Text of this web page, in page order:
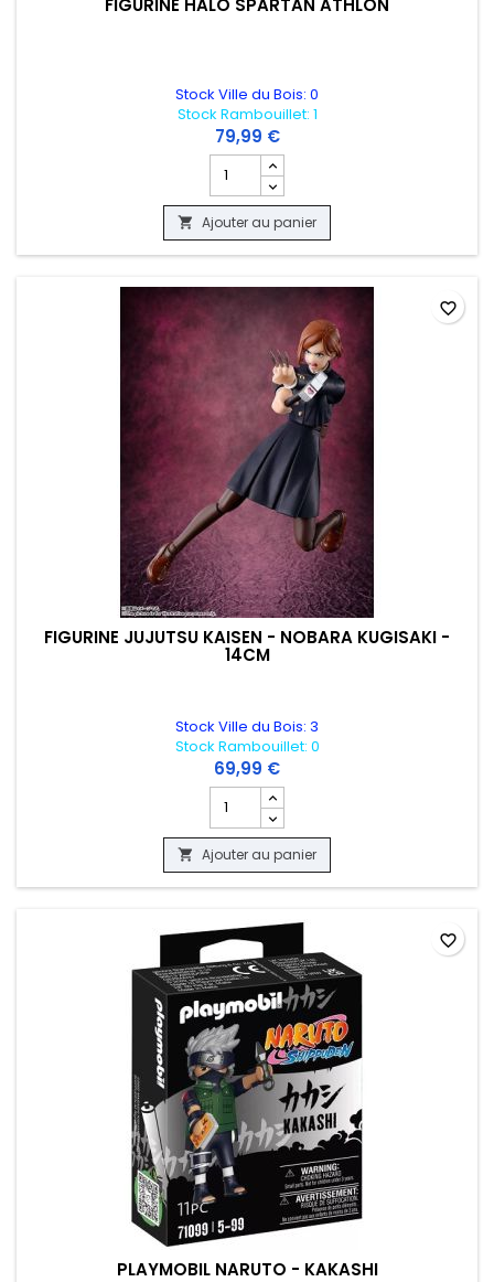
FIGURINE HALO SPARTAN ATHLON
Stock Ville du Bois: 0
Stock Rambouillet: 1
79,99 €
Champ quantité du produit FIGURINE
 Ajouter au panier
FIGURINE JUJUTSU KAISEN - NOBARA KUGISAKI -
14CM
Stock Ville du Bois: 3
Stock Rambouillet: 0
69,99 €
Champ quantité du produit FIGURINE
 Ajouter au panier
favorite_border
PLAYMOBIL NARUTO - KAKASHI
favorite_border